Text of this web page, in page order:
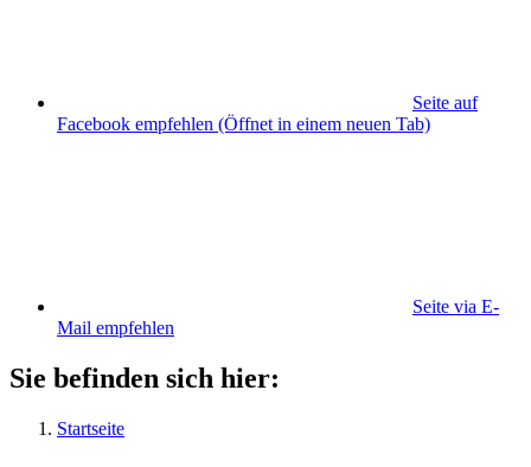
Seite auf
Facebook empfehlen (Öffnet in einem neuen Tab)
Seite via E-
Mail empfehlen
Sie befinden sich hier:
Startseite